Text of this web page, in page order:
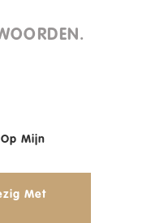
Mijn
Met